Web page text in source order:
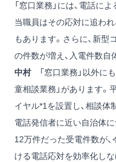
「窓口業務」には、電話に
当職員はその応対に追われ
もあります。さらに、新
の件数が増え、入電件数自
中村「窓口業務」以外にも
童相談業務」があります。
イヤル*1 を設置し、相談体
電話発信者に近い自治体
12万件だった受電件数が
ける電話応対を効率化しな